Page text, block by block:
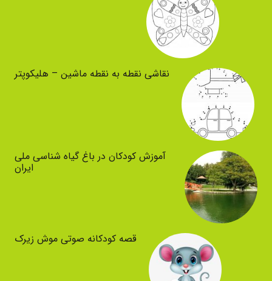
نقاشی نقطه به نقطه ماشین – هلیکوپتر
آموزش کودکان در باغ گیاه شناسی ملی
ایران
قصه کودکانه صوتی موش زیرک